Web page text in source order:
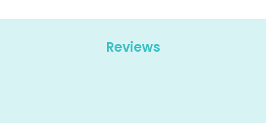
Reviews